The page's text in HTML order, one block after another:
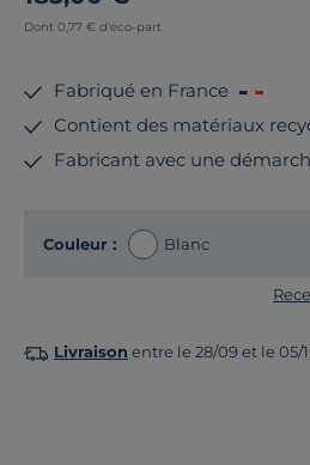
Dont 0,77 € d'éco-part
Fabriqué en France
Contient des matériaux
Fabricant avec une
Couleur : Blanc
Livraison entre le 28/09 et le 05/